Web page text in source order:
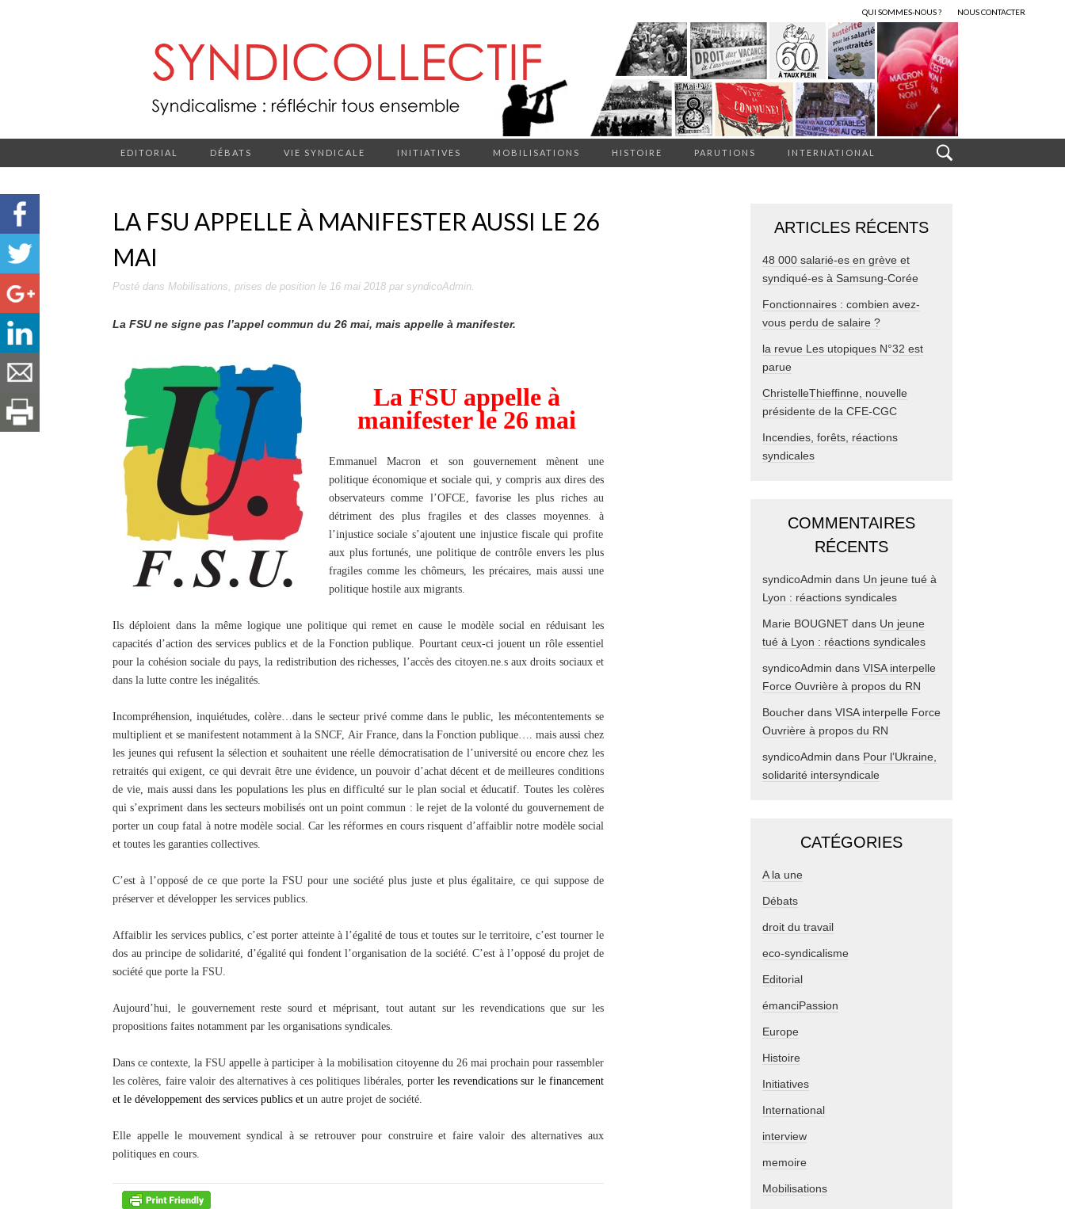
QUI SOMMES-NOUS ? NOUS CONTACTER
EDITORIAL DÉBATS VIE SYNDICALE INITIATIVES MOBILISATIONS HISTOIRE PARUTIONS INTERNATIONAL
LA FSU APPELLE À MANIFESTER AUSSI LE 26
MAI
Posté dans Mobilisations, prises de position le 16 mai 2018 par syndicoAdmin.
La FSU ne signe pas l’appel commun du 26 mai, mais appelle à manifester.
La FSU appelle à
manifester le 26 mai
Emmanuel Macron et son gouvernement mènent une
politique économique et sociale qui, y compris aux dires des
observateurs comme l’OFCE, favorise les plus riches au
détriment des plus fragiles et des classes moyennes. à
l’injustice sociale s’ajoutent une injustice fiscale qui profite
aux plus fortunés, une politique de contrôle envers les plus
fragiles comme les chômeurs, les précaires, mais aussi une
politique hostile aux migrants.
Ils déploient dans la même logique une politique qui remet en cause le modèle social en réduisant les
capacités d’action des services publics et de la Fonction publique. Pourtant ceux-ci jouent un rôle essentiel
pour la cohésion sociale du pays, la redistribution des richesses, l’accès des citoyen.ne.s aux droits sociaux et
dans la lutte contre les inégalités.
Incompréhension, inquiétudes, colère…dans le secteur privé comme dans le public, les mécontentements se
multiplient et se manifestent notamment à la SNCF, Air France, dans la Fonction publique…. mais aussi chez
les jeunes qui refusent la sélection et souhaitent une réelle démocratisation de l’université ou encore chez les
retraités qui exigent, ce qui devrait être une évidence, un pouvoir d’achat décent et de meilleures conditions
de vie, mais aussi dans les populations les plus en difficulté sur le plan social et éducatif. Toutes les colères
qui s’expriment dans les secteurs mobilisés ont un point commun : le rejet de la volonté du gouvernement de
porter un coup fatal à notre modèle social. Car les réformes en cours risquent d’affaiblir notre modèle social
et toutes les garanties collectives.
C’est à l’opposé de ce que porte la FSU pour une société plus juste et plus égalitaire, ce qui suppose de
préserver et développer les services publics.
Affaiblir les services publics, c’est porter atteinte à l’égalité de tous et toutes sur le territoire, c’est tourner le
dos au principe de solidarité, d’égalité qui fondent l’organisation de la société. C’est à l’opposé du projet de
société que porte la FSU.
Aujourd’hui, le gouvernement reste sourd et méprisant, tout autant sur les revendications que sur les
propositions faites notamment par les organisations syndicales.
Dans ce contexte, la FSU appelle à participer à la mobilisation citoyenne du 26 mai prochain pour rassembler
les colères, faire valoir des alternatives à ces politiques libérales, porterles revendications sur le financement
et le développement des services publics et un autre projet de société.
Elle appelle le mouvement syndical à se retrouver pour construire et faire valoir des alternatives aux
politiques en cours.
ARTICLES RÉCENTS
48 000 salarié-es en grève et
syndiqué-es à Samsung-Corée
Fonctionnaires : combien avez-
vous perdu de salaire ?
la revue Les utopiques N°32 est
parue
ChristelleThieffinne, nouvelle
présidente de la CFE-CGC
Incendies, forêts, réactions
syndicales
COMMENTAIRES
RÉCENTS
syndicoAdmin dans Un jeune tué à
Lyon : réactions syndicales
Marie BOUGNET dans Un jeune
tué à Lyon : réactions syndicales
syndicoAdmin dans VISA interpelle
Force Ouvrière à propos du RN
Boucher dans VISA interpelle Force
Ouvrière à propos du RN
syndicoAdmin dans Pour l’Ukraine,
solidarité intersyndicale
CATÉGORIES
A la une
Débats
droit du travail
eco-syndicalisme
Editorial
émanciPassion
Europe
Histoire
Initiatives
International
interview
memoire
Mobilisations